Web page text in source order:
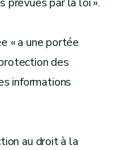
« a une portée
des
informations
au droit à la